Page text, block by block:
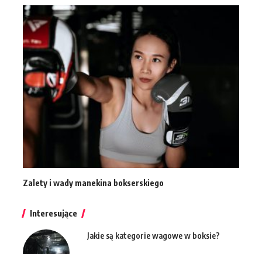
Zalety i wady manekina bokserskiego
Interesujące
Jakie są kategorie wagowe w boksie?